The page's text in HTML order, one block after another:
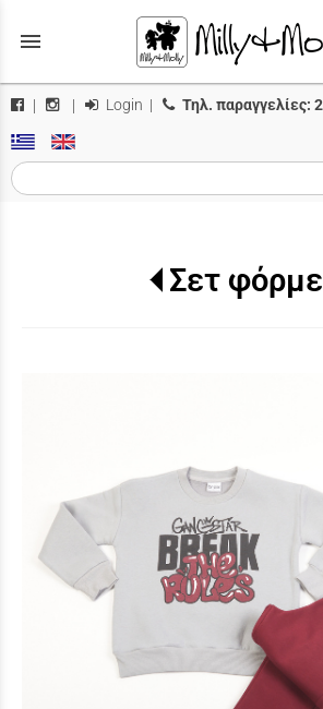
menu
| | Login | Τηλ. παραγγελίες:
Σετ